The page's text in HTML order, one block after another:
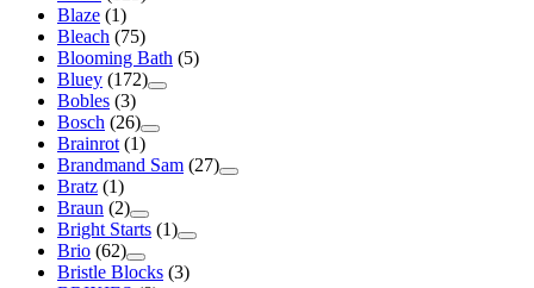
Blaze (1)
Bleach (75)
Blooming Bath (5)
Bluey (172)
Bobles (3)
Bosch (26)
Brainrot (1)
Brandmand Sam (27)
Bratz (1)
Braun (2)
Bright Starts (1)
Brio (62)
Bristle Blocks (3)